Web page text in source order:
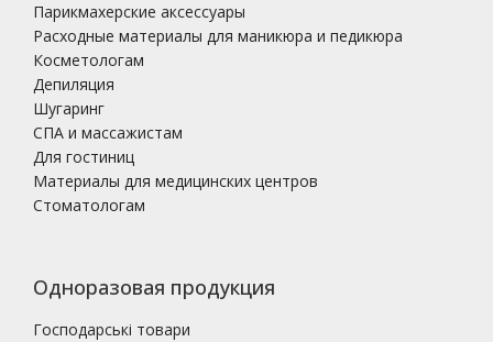
Парикмахерские аксессуары
Расходные материалы для маникюра и педикюра
Косметологам
Депиляция
Шугаринг
СПА и массажистам
Для гостиниц
Материалы для медицинских центров
Стоматологам
Одноразовая продукция
Господарські товари